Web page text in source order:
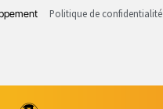
Politique de confidentialité